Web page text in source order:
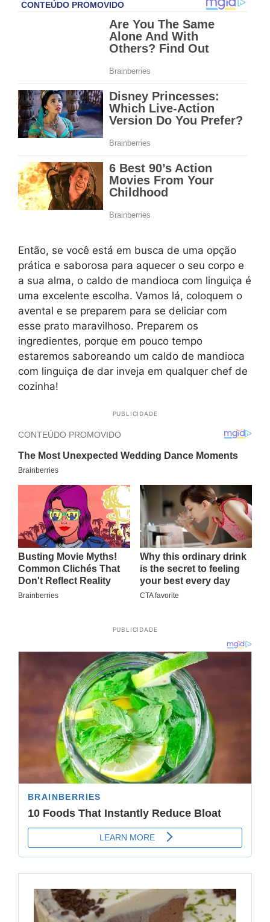
Então, se você está em busca de uma opção
prática e saborosa para aquecer o seu corpo e
a sua alma, o caldo de mandioca com linguiça é
uma excelente escolha. Vamos lá, coloquem o
avental e se preparem para se deliciar com
esse prato maravilhoso. Preparem os
ingredientes, porque em pouco tempo
estaremos saboreando um caldo de mandioca
com linguiça de dar inveja em qualquer chef de
cozinha!
PUBLICIDADE
PUBLICIDADE